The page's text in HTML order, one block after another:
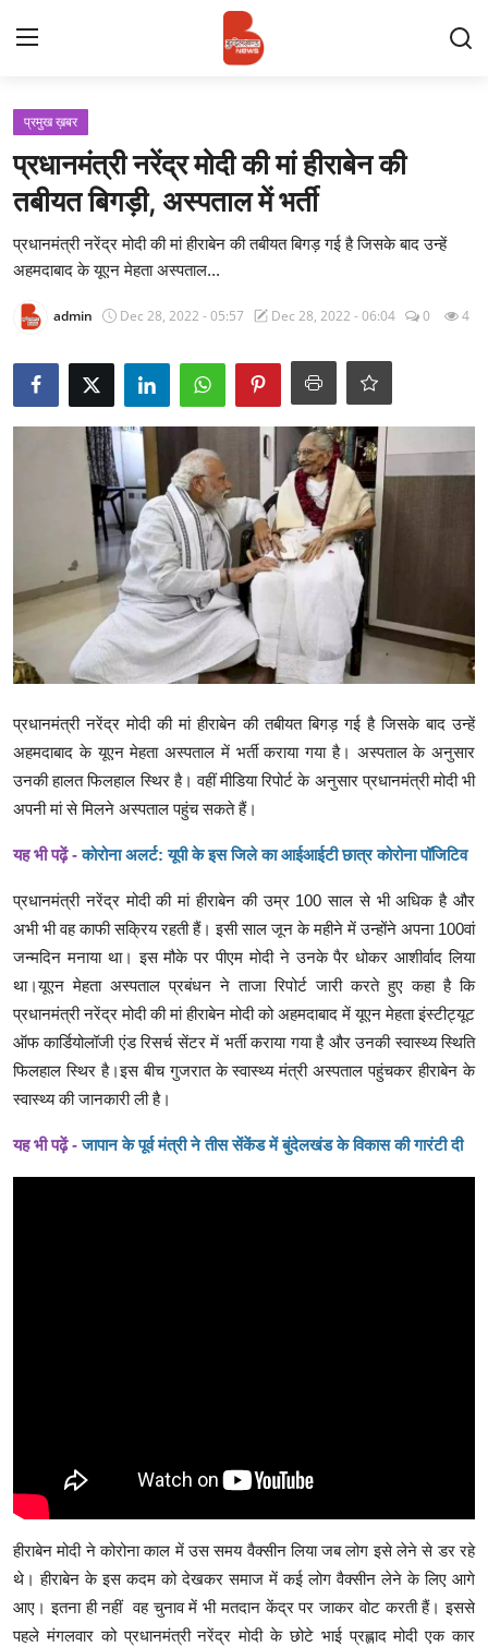
Login
Contact
प्रमुख ख़बर
बुन्देलखण्ड
मनोरंजन
गैलरी
प्रमुख ख़बर
प्रधानमंत्री नरेंद्र मोदी की मां हीराबेन की
तबीयत बिगड़ी, अस्पताल में भर्ती
प्रधानमंत्री नरेंद्र मोदी की मां हीराबेन की तबीयत बिगड़ गई है जिसके बाद उन्हें
अहमदाबाद के यूएन मेहता अस्पताल...
admin Dec 28, 2022 - 05:57 Dec 28, 2022 - 06:04 0 4
प्रधानमंत्री नरेंद्र मोदी की मां हीराबेन की तबीयत बिगड़ गई है जिसके बाद उन्हें
अहमदाबाद के यूएन मेहता अस्पताल में भर्ती कराया गया है। अस्पताल के अनुसार
उनकी हालत फिलहाल स्थिर है। वहीं मीडिया रिपोर्ट के अनुसार प्रधानमंत्री मोदी भी
अपनी मां से मिलने अस्पताल पहुंच सकते हैं।
यह भी पढ़ें - कोरोना अलर्ट: यूपी के इस जिले का आईआईटी छात्र कोरोना पॉजिटिव
प्रधानमंत्री नरेंद्र मोदी की मां हीराबेन की उम्र 100 साल से भी अधिक है और
अभी भी वह काफी सक्रिय रहती हैं। इसी साल जून के महीने में उन्होंने अपना 100वां
जन्मदिन मनाया था। इस मौके पर पीएम मोदी ने उनके पैर धोकर आशीर्वाद लिया
था।यूएन मेहता अस्पताल प्रबंधन ने ताजा रिपोर्ट जारी करते हुए कहा है कि
प्रधानमंत्री नरेंद्र मोदी की मां हीराबेन मोदी को अहमदाबाद में यूएन मेहता इंस्टीट्यूट
ऑफ कार्डियोलॉजी एंड रिसर्च सेंटर में भर्ती कराया गया है और उनकी स्वास्थ्य स्थिति
फिलहाल स्थिर है।इस बीच गुजरात के स्वास्थ्य मंत्री अस्पताल पहुंचकर हीराबेन के
स्वास्थ्य की जानकारी ली है।
यह भी पढ़ें - जापान के पूर्व मंत्री ने तीस सेंकेंड में बुंदेलखंड के विकास की गारंटी दी
हीराबेन मोदी ने कोरोना काल में उस समय वैक्सीन लिया जब लोग इसे लेने से डर रहे
थे। हीराबेन के इस कदम को देखकर समाज में कई लोग वैक्सीन लेने के लिए आगे
आए। इतना ही नहीं वह चुनाव में भी मतदान केंद्र पर जाकर वोट करती हैं। इससे
पहले मंगलवार को प्रधानमंत्री नरेंद्र मोदी के छोटे भाई प्रह्लाद मोदी एक कार